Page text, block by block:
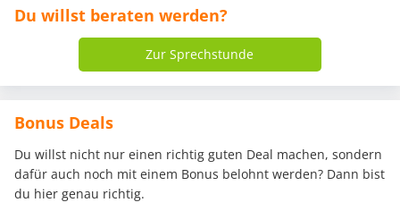
Du willst beraten werden?
Zur Sprechstunde
Bonus Deals
Du willst nicht nur einen richtig guten Deal machen, sondern
dafür auch noch mit einem Bonus belohnt werden? Dann bist
du hier genau richtig.